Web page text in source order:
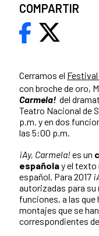
Cerramos el
con broche de oro,
Carmela! del
Teatro Nacional de
p.m. y en dos
las 5:00 p.m.
¡Ay, Carmela! es un
españolay el texto
español. Para 2017
autorizadas para
funciones, a las que
montajes que se
correspondientes
COMPARTIR